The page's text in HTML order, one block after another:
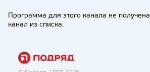
Программа для этого канала не
канал из списка.